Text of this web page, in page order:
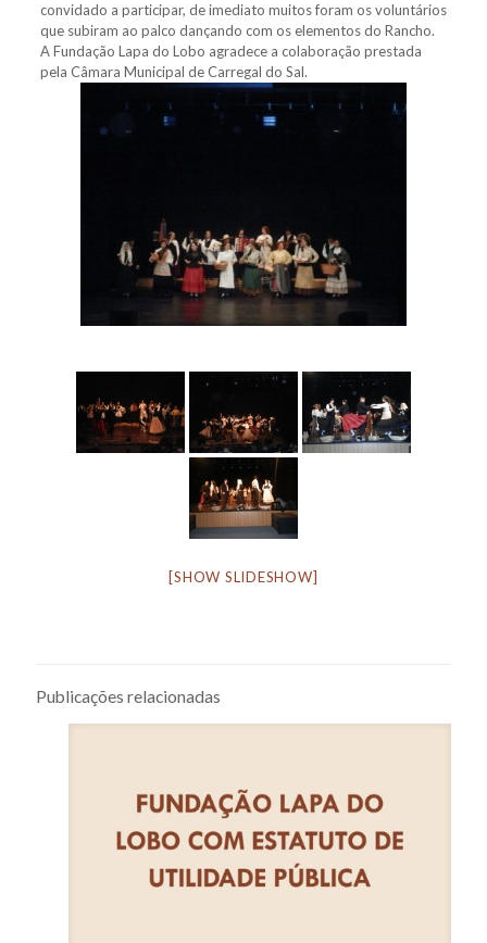
convidado a participar, de imediato muitos foram os voluntários
que subiram ao palco dançando com os elementos do Rancho.
A Fundação Lapa do Lobo agradece a colaboração prestada
pela Câmara Municipal de Carregal do Sal.
[SHOW SLIDESHOW]
Publicações relacionadas